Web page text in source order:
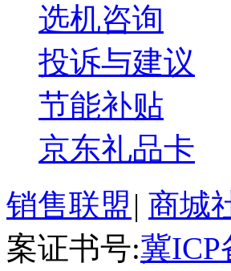
选机咨询
投诉与建议
节能补贴
京东礼品卡
销售联盟 | 商城
案证书号:冀ICP